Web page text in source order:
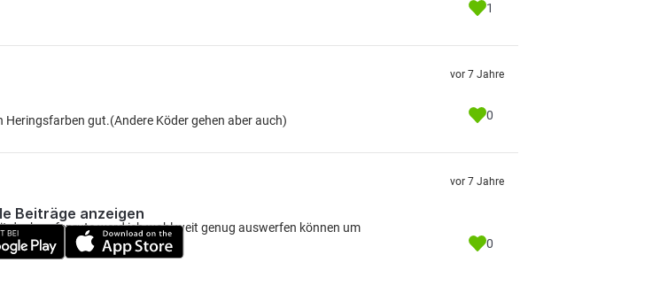
1
gut.(Andere Köder gehen aber auch)
vor 7 Jahre
0
der karpfenrute werd ich wohl weit genug auswerfen können um
vor 7 Jahre
0
Beiträge anzeigen